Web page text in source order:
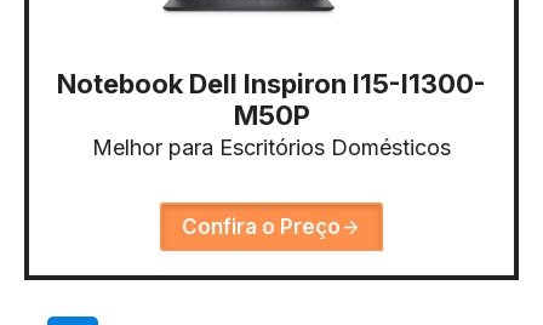
Notebook Dell Inspiron I15-I1300-
M50P
Melhor para Escritórios Domésticos
Confira o Preço